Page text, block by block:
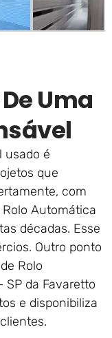
Uma
usado é
que
com
Automática
décadas. Esse
Outro ponto
Rolo
SP da Favaretto
e disponibiliza